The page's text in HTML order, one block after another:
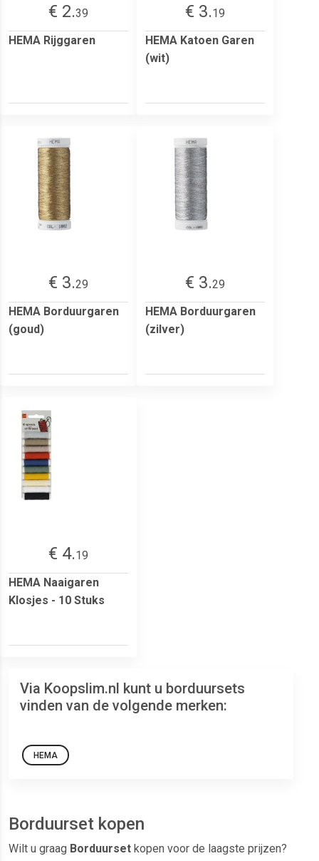
€ 2.39
HEMA Rijggaren
€ 3.19
HEMA Katoen Garen
(wit)
€ 3.29
HEMA Borduurgaren
(goud)
€ 3.29
HEMA Borduurgaren
(zilver)
€ 4.19
HEMA Naaigaren
Klosjes - 10 Stuks
Via Koopslim.nl kunt u borduursets
vinden van de volgende merken:
HEMA
Borduurset kopen
Wilt u graag Borduurset kopen voor de laagste prijzen?